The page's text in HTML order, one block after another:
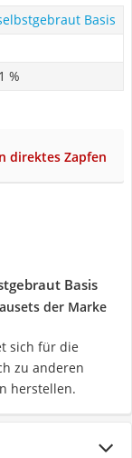
Basis
%
direktes Zapfen
Basis
der Marke
sich für die
zu anderen
herstellen.